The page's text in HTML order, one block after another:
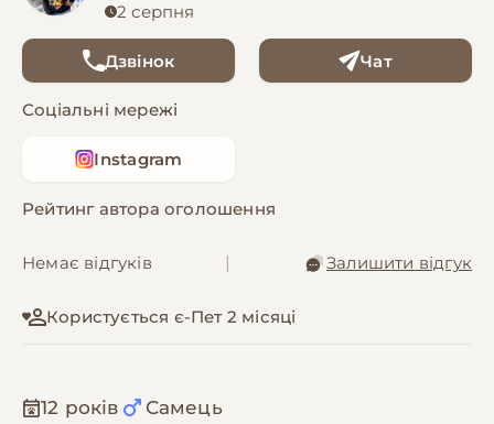
2 серпня
Дзвінок Чат
Соціальні мережі
Instagram
Рейтинг автора оголошення
Немає відгуків Залишити відгук
Користується є-Пет 2 місяці
12 років Самець